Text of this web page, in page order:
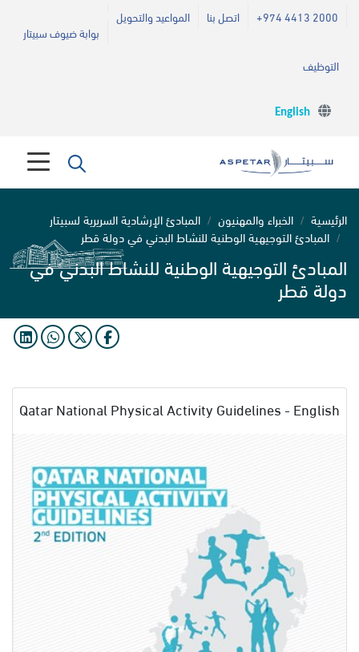
+974 4413 2000 اتصل بنا
المواعيد والتحويل
بوابة ضيوف سبيتار
التوظيف
English
الرئيسية الخبراء والمهنيون
المبادئ الإرشادية السريرية لسبيتار
المبادئ التوجيهية الوطنية للنشاط البدني في دولة قطر
المبادئ التوجيهية الوطنية للنشاط البدني في
دولة قطر
Qatar National Physical Activity Guidelines - English